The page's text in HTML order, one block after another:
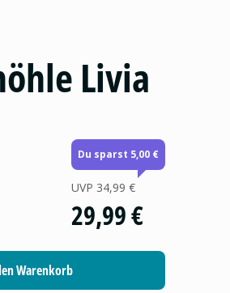
Livia
Du sparst 5,00 €
UVP 34,99 €
29,99 €
Warenkorb